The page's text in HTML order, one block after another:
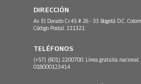
DIRECCIÓN
Av. El Dorado Cr.45 # 26 - 33 Bogotá D.C.
Código Postal: 111321
TELÉFONOS
(+57) (601) 2200700. Línea gratuita nacional:
018000123414